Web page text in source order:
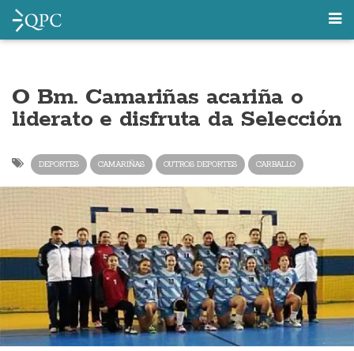
O Bm. Camariñas acariña o
liderato e disfruta da Selección
DEPORTES CAMARIÑAS OUTROS DEPORTES CARBALLO